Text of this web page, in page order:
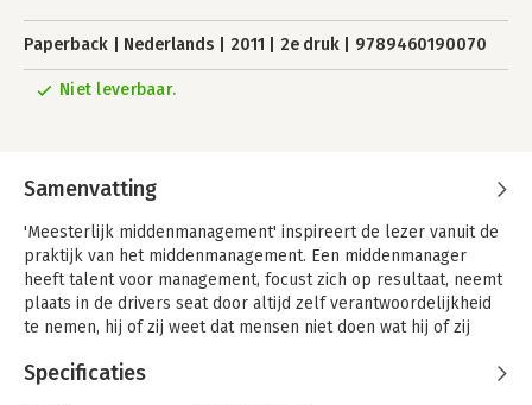
Paperback Nederlands 2011 2e druk 9789460190070
Niet leverbaar.
Samenvatting
'Meesterlijk middenmanagement' inspireert de lezer vanuit de
praktijk van het middenmanagement. Een middenmanager
heeft talent voor management, focust zich op resultaat, neemt
plaats in de drivers seat door altijd zelf verantwoordelijkheid
te nemen, hij of zij weet dat mensen niet doen wat hij of zij
Deze vijf kenmerken worden in dit boek van auteur Wim
Specificaties